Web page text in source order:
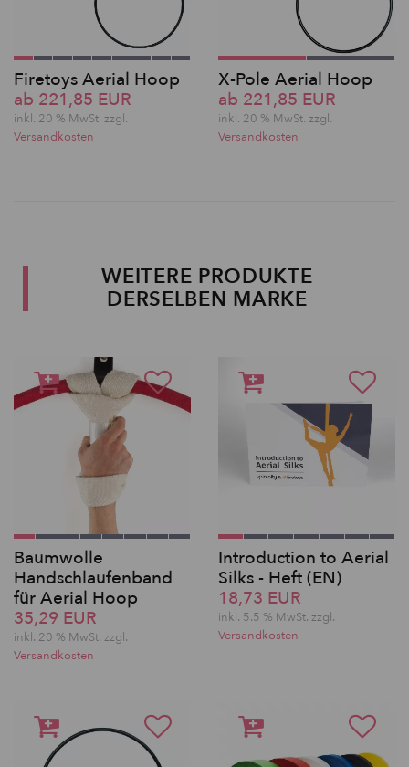
Firetoys Aerial Hoop
ab 221,85 EUR
inkl. 20 % MwSt. zzgl.
Versandkosten
X-Pole Aerial Hoop
ab 221,85 EUR
inkl. 20 % MwSt. zzgl.
Versandkosten
WEITERE PRODUKTE
DERSELBEN MARKE
Baumwolle
Handschlaufenband
für Aerial Hoop
35,29 EUR
inkl. 20 % MwSt. zzgl.
Versandkosten
Introduction to Aerial
Silks - Heft (EN)
18,73 EUR
inkl. 5.5 % MwSt. zzgl.
Versandkosten